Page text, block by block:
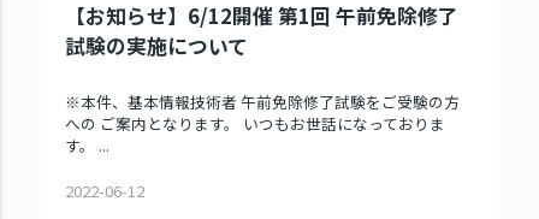
【お知らせ】6/12開催 第1回 午前免除修了
試験の実施について
※本件、基本情報技術者 午前免除修了試験をご受験の方
への ご案内となります。 いつもお世話になっておりま
す。 ...
2022-06-12